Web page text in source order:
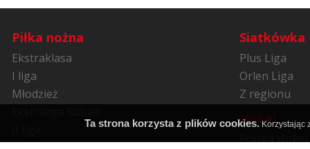
Piłka nożna
Ekstraklasa
I liga
Młodzież
Siatkówka
Plus Liga
Orlen Liga
Z regionu
Hokej
Polska Hokej
Ta strona korzysta z plików cookies. Korzystając